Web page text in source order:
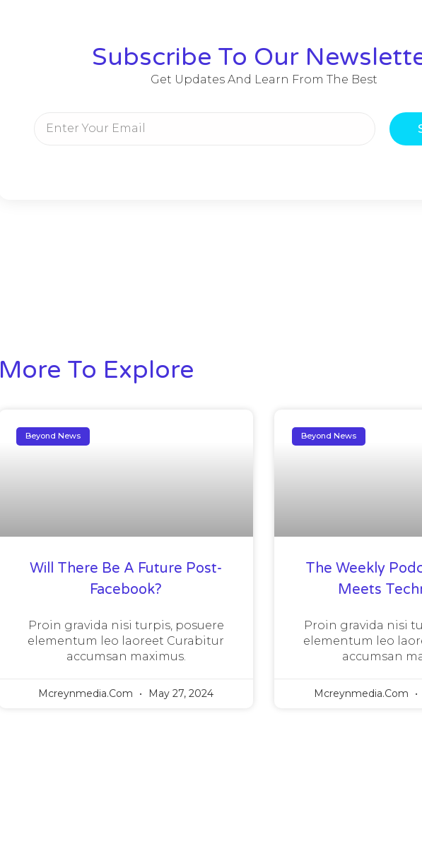
Subscribe To Our
Get Updates And Learn From The Best
More To Explore
Beyond News
Will There Be A Future Post-
Facebook?
Proin gravida nisi turpis, posuere
elementum leo laoreet Curabitur
accumsan maximus.
Mcreynmedia.com May 27, 2024
Beyond News
The Weekly
Meets
Proin gravida nisi
elementum leo
accumsan
Mcreynmedia.com